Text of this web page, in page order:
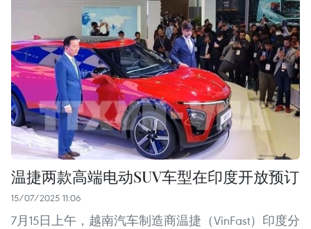
温捷两款高端电动SUV车型在印度开放预订
15/07/2025 11:06
7月15日上午，越南汽车制造商温捷（VinFast）印度分